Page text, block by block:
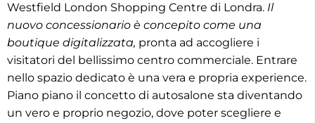
Westfield London Shopping Centre di Londra. Il
nuovo concessionario è concepito come una
boutique digitalizzata, pronta ad accogliere i
visitatori del bellissimo centro commerciale. Entrare
nello spazio dedicato è una vera e propria experience.
Piano piano il concetto di autosalone sta diventando
un vero e proprio negozio, dove poter scegliere e